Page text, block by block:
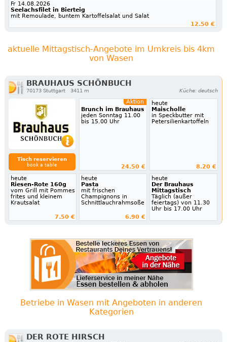
Fr 14.08.2026
Seelachsfilet in Bierteig
mit Remoulade, buntem Kartoffelsalat und Salat
12.50 €
aktuelle Mittagstisch-Angebote im Umkreis bis 4km
von Wasen
BRAUHAUS SCHÖNBUCH
70173 Stuttgart 3411 m Küche: deutsch
Tisch reservieren
book a table
Aktion
Brunch im Brauhaus
jeden Sonntag 11.00
bis 15.00 Uhr
24.50 €
heute
Maischolle
in Speckbutter mit
Petersilienkartoffeln
8.20 €
heute
Riesen-Rote 160g
vom Grill mit Pommes
frites und kleinem
Krautsalat
7.50 €
heute
Pasta
mit frischen
Champignons in
Schnittlauchrahmsoße
6.90 €
heute
Der Brauhaus
Mittagstisch
Täglich (außer
feiertags) von 11.30
Uhr bis 17.00 Uhr
Betriebe in Wasen mit Angeboten in anderen
Kategorien
DER ROTE HIRSCH